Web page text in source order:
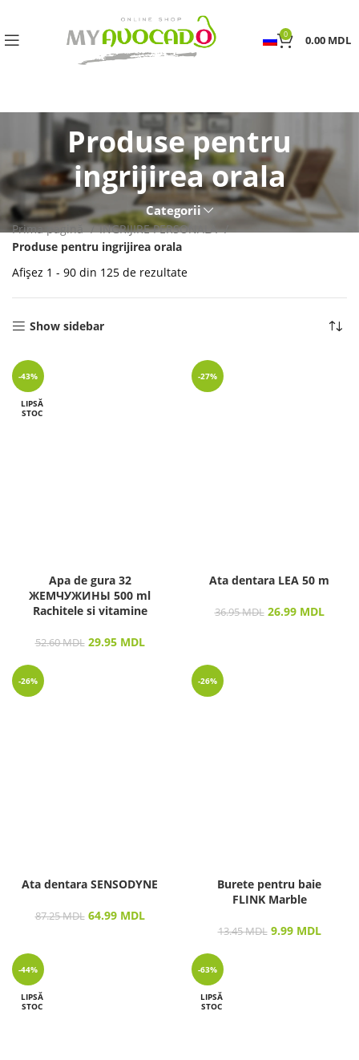
0 0.00 MDL
Produse pentru
ingrijirea orala
Categorii
Prima pagină
INGRIJIRE PERSONALA
Produse pentru ingrijirea orala
Afișez 1 - 90 din 125 de rezultate
Show sidebar
-43%
LIPSĂ
STOC
Apa de gura 32
ЖЕМЧУЖИНЫ 500 ml
Rachitele si vitamine
52.60MDL 29.95 MDL
-27%
Ata dentara LEA 50 m
36.95MDL 26.99 MDL
-26%
Ata dentara SENSODYNE
87.25MDL 64.99 MDL
-26%
Burete pentru baie
FLINK Marble
13.45MDL 9.99 MDL
-44%
LIPSĂ
STOC
-63%
LIPSĂ
STOC